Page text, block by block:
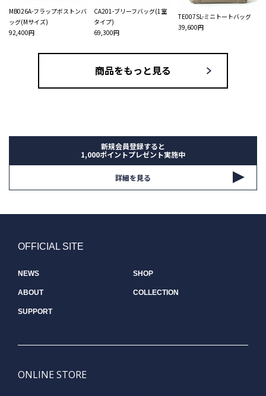
MB026A-フラップボストンバ
ッグ(Mサイズ)
92,400円
CA201-ブリーフバッグ(1室
タイプ)
69,300円
TE007SL-ミニトートバッグ
39,600円
商品をもっと見る
新規会員登録すると
1,000ポイントプレゼント実施中
詳細を見る
OFFICIAL SITE
NEWS SHOP
ABOUT COLLECTION
SUPPORT
ONLINE STORE